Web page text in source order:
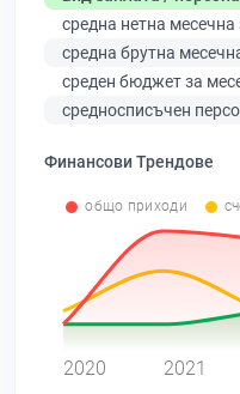
средна нетна месечна
средна брутна
среден бюджет за
средносписъчен
Финансови Трендове
общо приходи
2020 2021